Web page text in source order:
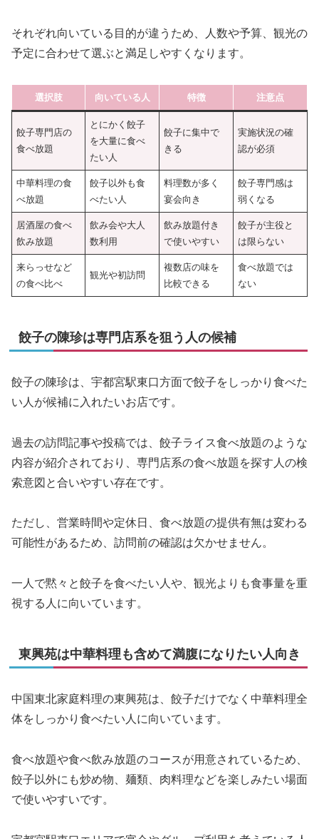
それぞれ向いている目的が違うため、人数や予算、観光の
予定に合わせて選ぶと満足しやすくなります。
選択肢 向いている人 特徴 注意点
餃子専門店の
食べ放題
とにかく餃子
を大量に食べ
たい人
餃子に集中で
きる
実施状況の確
認が必須
中華料理の食
べ放題
餃子以外も食
べたい人
料理数が多く
宴会向き
餃子専門感は
弱くなる
居酒屋の食べ
飲み放題
飲み会や大人
数利用
飲み放題付き
で使いやすい
餃子が主役と
は限らない
来らっせなど
の食べ比べ
観光や初訪問
複数店の味を
比較できる
食べ放題では
ない
餃子の陳珍は専門店系を狙う人の候補
餃子の陳珍は、宇都宮駅東口方面で餃子をしっかり食べた
い人が候補に入れたいお店です。
過去の訪問記事や投稿では、餃子ライス食べ放題のような
内容が紹介されており、専門店系の食べ放題を探す人の検
索意図と合いやすい存在です。
ただし、営業時間や定休日、食べ放題の提供有無は変わる
可能性があるため、訪問前の確認は欠かせません。
一人で黙々と餃子を食べたい人や、観光よりも食事量を重
視する人に向いています。
東興苑は中華料理も含めて満腹になりたい人向き
中国東北家庭料理の東興苑は、餃子だけでなく中華料理全
体をしっかり食べたい人に向いています。
食べ放題や食べ飲み放題のコースが用意されているため、
餃子以外にも炒め物、麺類、肉料理などを楽しみたい場面
で使いやすいです。